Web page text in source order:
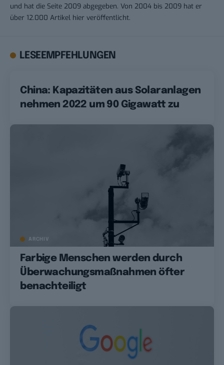
und hat die Seite 2009 abgegeben. Von 2004 bis 2009 hat er
über 12.000 Artikel hier veröffentlicht.
LESEEMPFEHLUNGEN
China: Kapazitäten aus Solaranlagen
nehmen 2022 um 90 Gigawatt zu
ARCHIV
Farbige Menschen werden durch
Überwachungsmaßnahmen öfter
benachteiligt